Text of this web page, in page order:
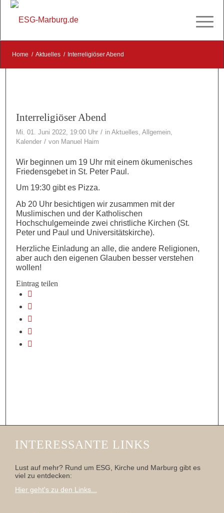
Home / Aktuelles / Interreligiöser Abend
Interreligiöser Abend
Mi. 01. Juni 2022, 19:00 Uhr / inAktuelles,Allgemein,
Kalender / von Manuel Haim
Wir beginnen um 19 Uhr mit einem ökumenisches
Friedensgebet in St. Peter Paul.
Um 19:30 gibt es Pizza.
Ab 20 Uhr besichtigen wir zusammen mit der
Muslimischen und der Katholischen
Hochschulgemeinde zwei christliche Kirchen (St.
Peter und Paul und Universitätskirche).
Herzliche Einladung an alle, die andere Religionen,
aber auch den eigenen Glauben besser verstehen
wollen!
Eintrag teilen
INTERESSANTE LINKS
Lust auf mehr? Rund um ESG, Kirche und Marburg gibt es
viel zu entdecken:
Hier geht's zu den Links...